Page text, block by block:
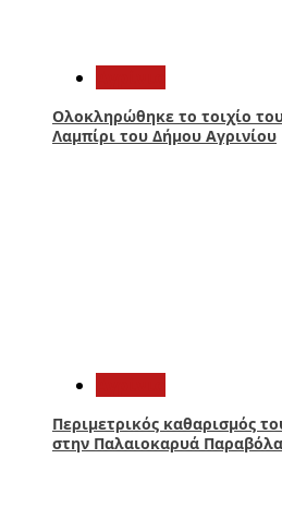
Ολοκληρώθηκε το τοιχίο
Λαμπίρι του Δήμου Αγρινίου
Περιμετρικός καθαρισμός
στην Παλαιοκαρυά